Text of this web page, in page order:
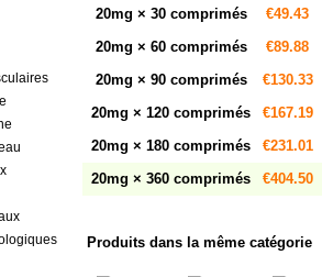
20mg × 30 comprimés
€49.43
20mg × 60 comprimés
€89.88
20mg × 90 comprimés
€130.33
20mg × 120 comprimés
€167.19
20mg × 180 comprimés
€231.01
20mg × 360 comprimés
€404.50
Produits dans la même catégorie